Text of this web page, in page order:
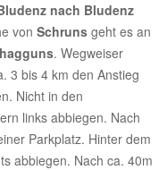
nach Bludenz
von Schruns geht es an
. Wegweiser
3 bis 4 km den Anstieg
Nicht in den
links abbiegen. Nach
Parkplatz. Hinter dem
abbiegen. Nach ca. 40m